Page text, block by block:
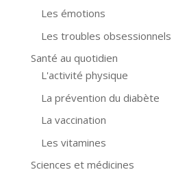
Les émotions
Les troubles obsessionnels
Santé au quotidien
L'activité physique
La prévention du diabète
La vaccination
Les vitamines
Sciences et médicines